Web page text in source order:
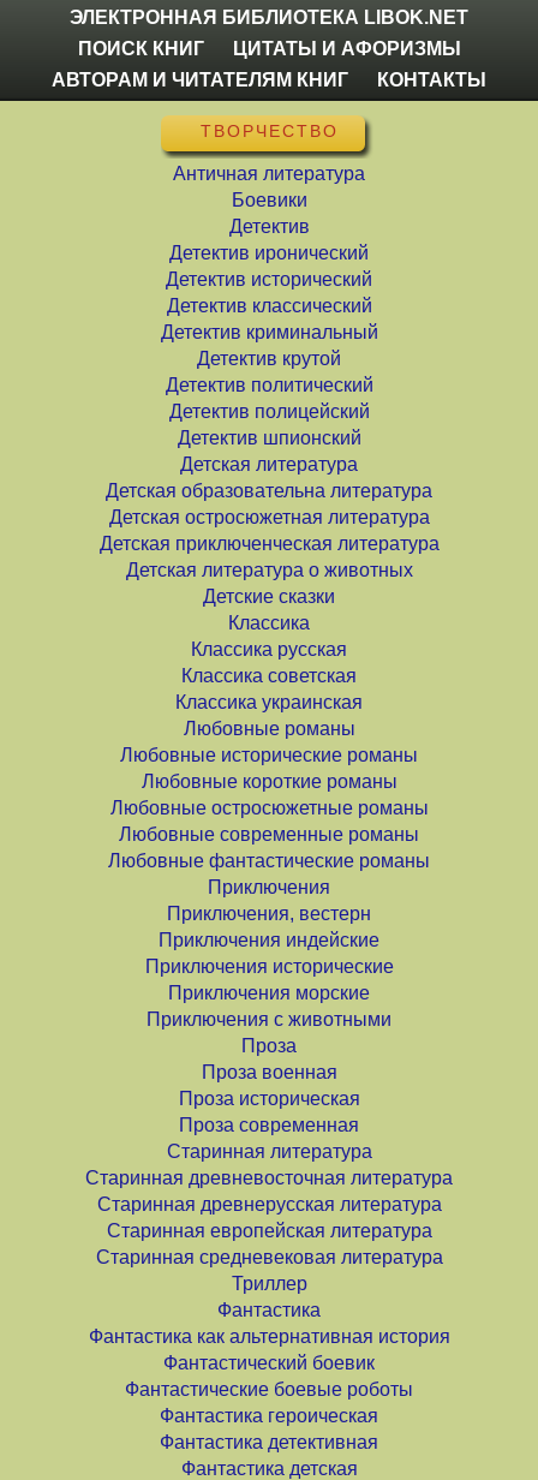
ЭЛЕКТРОННАЯ БИБЛИОТЕКА LIBOK.NET
ПОИСК КНИГ
ЦИТАТЫ И АФОРИЗМЫ
АВТОРАМ И ЧИТАТЕЛЯМ КНИГ
КОНТАКТЫ
ТВОРЧЕСТВО
Античная литература
Боевики
Детектив
Детектив иронический
Детектив исторический
Детектив классический
Детектив криминальный
Детектив крутой
Детектив политический
Детектив полицейский
Детектив шпионский
Детская литература
Детская образовательна литература
Детская остросюжетная литература
Детская приключенческая литература
Детская литература о животных
Детские сказки
Классика
Классика русская
Классика советская
Классика украинская
Любовные романы
Любовные исторические романы
Любовные короткие романы
Любовные остросюжетные романы
Любовные современные романы
Любовные фантастические романы
Приключения
Приключения, вестерн
Приключения индейские
Приключения исторические
Приключения морские
Приключения с животными
Проза
Проза военная
Проза историческая
Проза современная
Старинная литература
Старинная древневосточная литература
Старинная древнерусская литература
Старинная европейская литература
Старинная средневековая литература
Триллер
Фантастика
Фантастика как альтернативная история
Фантастический боевик
Фантастические боевые роботы
Фантастика героическая
Фантастика детективная
Фантастика детская